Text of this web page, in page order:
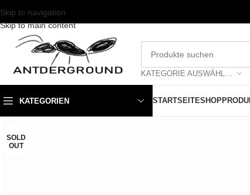
Skip to navigation
Skip to main content
KATEGORIEN STARTSEITESHOP
SOLD
OUT